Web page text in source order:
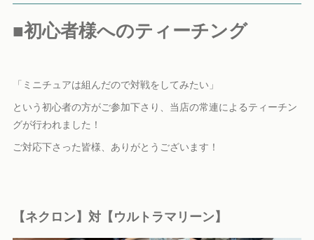
■初心者様へのティーチング
「ミニチュアは組んだので対戦をしてみたい」
という初心者の方がご参加下さり、当店の常連によるティーチン
グが行われました！
ご対応下さった皆様、ありがとうございます！
【ネクロン】対【ウルトラマリーン】